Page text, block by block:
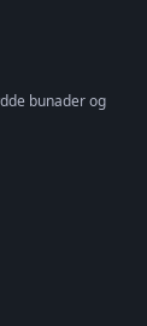
bunader og